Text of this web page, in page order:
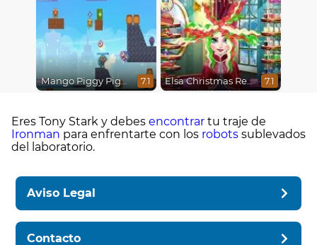
Mango Piggy Piggy Hero 7.1 Elsa Christmas Real Haircuts 7.1
Eres Tony Stark y debes encontrar tu traje de
Ironman para enfrentarte con los robots sublevados
del laboratorio.
Aviso Legal
Contacto